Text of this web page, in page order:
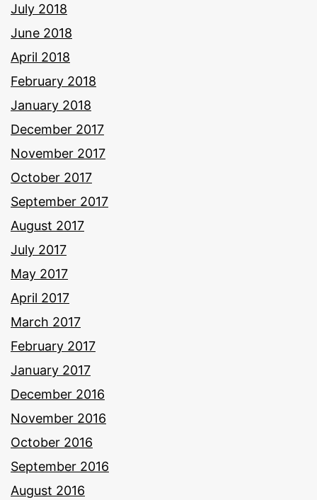
July 2018
June 2018
April 2018
February 2018
January 2018
December 2017
November 2017
October 2017
September 2017
August 2017
July 2017
May 2017
April 2017
March 2017
February 2017
January 2017
December 2016
November 2016
October 2016
September 2016
August 2016